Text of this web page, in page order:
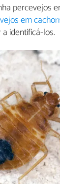
percevejos
em
identificá-los.